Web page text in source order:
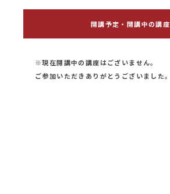
開講予定・開講中の講座
※現在開講中の講座はございません。
ご参加いただきありがとうございました。